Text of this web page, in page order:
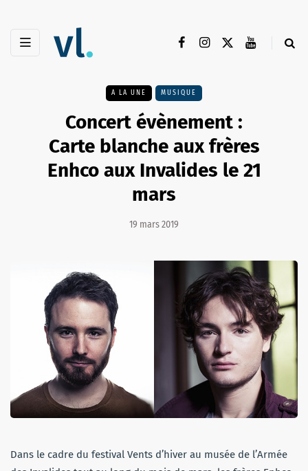
A LA UNE MUSIQUE
Concert évènement :
Carte blanche aux frères
Enhco aux Invalides le 21
mars
19 mars 2019
Dans le cadre du festival Vents d’hiver au musée de l’Armée